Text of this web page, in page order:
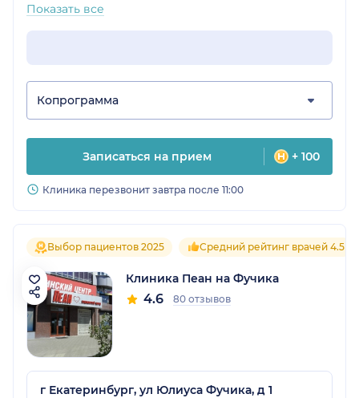
Показать все
Копрограмма
Записаться на прием + 100
Клиника перезвонит завтра после 11:00
Выбор пациентов 2025 Средний рейтинг врачей 4.5
Клиника Пеан на Фучика
4.6 80 отзывов
г Екатеринбург, ул Юлиуса Фучика, д 1